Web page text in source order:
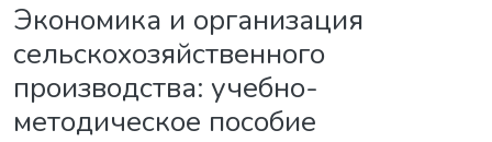
Экономика и организация
сельскохозяйственного
производства: учебно-
методическое пособие